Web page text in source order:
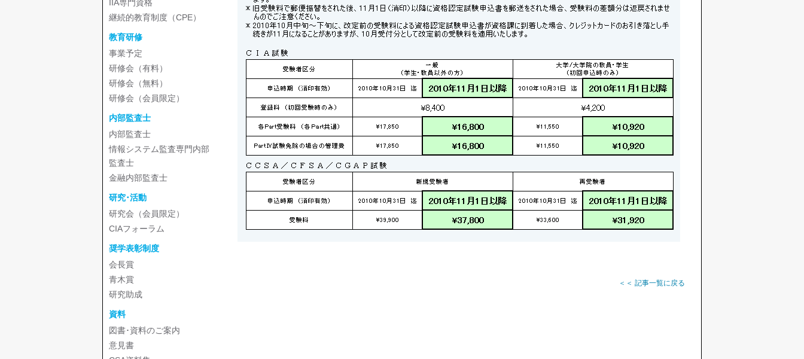
IIA専門資格
継続的教育制度（CPE）
教育研修
事業予定
研修会（有料）
研修会（無料）
研修会（会員限定）
内部監査士
内部監査士
情報システム監査専門内部
監査士
金融内部監査士
研究･活動
研究会（会員限定）
CIAフォーラム
奨学表彰制度
会長賞
青木賞
研究助成
資料
図書･資料のご案内
意見書
＜＜ 記事一覧に戻る